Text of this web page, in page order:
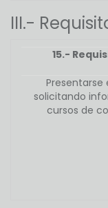
III.-
15.-
Presentarse
solicitando
cursos de